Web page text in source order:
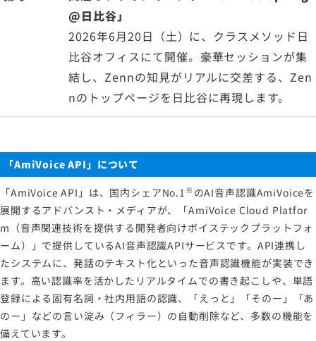
@日比谷」
2026年6月20日（土）に、クラスメソッド日
比谷オフィスにて開催。豪華セッションが集
結し、Zennの知見がリアルに交差する、Zen
nのトップページを日比谷に再現します。
「AmiVoice API」について
「AmiVoice API」は、国内シェアNo.1 ※ のAI音声認識AmiVoiceを
展開するアドバンスト・メディアが、「AmiVoice Cloud Platfor
m（音声関連技術を提供する開発者向けボイステックプラットフォ
ーム）」で提供しているAI音声認識APIサービスです。API連携し
たシステムに、発話のテキスト化といった音声認識機能が実装でき
ます。高い認識率を活かしたリアルタイムでの書き起こしや、単語
登録による固有名詞・社内用語の認識、「えっと」「そのー」「あ
のー」などの言い淀み（フィラー）の自動削除など、多数の機能を
備えています。